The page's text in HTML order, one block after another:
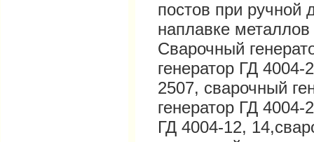
постов при ручной
наплавке
Сварочный
генератор ГД 4004-
2507, сварочный
генератор ГД 4004-
ГД 4004-12,